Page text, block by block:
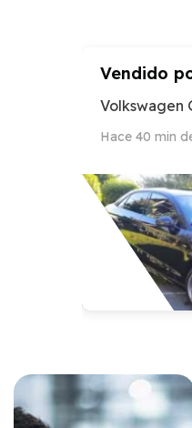
Vendido
Volkswagen
Hace 40 min